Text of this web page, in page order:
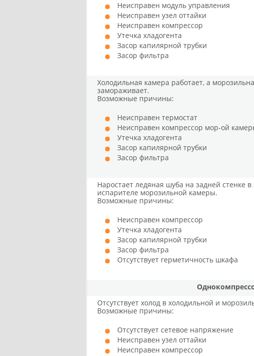
Неисправен модуль управления
Неисправен узел оттайки
Неисправен компрессор
Утечка хладогента
Засор капилярной трубки
Засор фильтра
Холодильная камера работает, а
замораживает.
Возможные причины:
Неисправен термостат
Неисправен компрессор мор-ой
Утечка хладогента
Засор капилярной трубки
Засор фильтра
Наростает ледяная шуба на задней стенке
испарителе морозильной камеры.
Возможные причины:
Неисправен компрессор
Утечка хладогента
Засор капилярной трубки
Засор фильтра
Отсутствует герметичность шкафа
Отсутствует холод в холодильной и
Возможные причины:
Отсутствует сетевое напряжение
Неисправен узел оттайки
Неисправен компрессор